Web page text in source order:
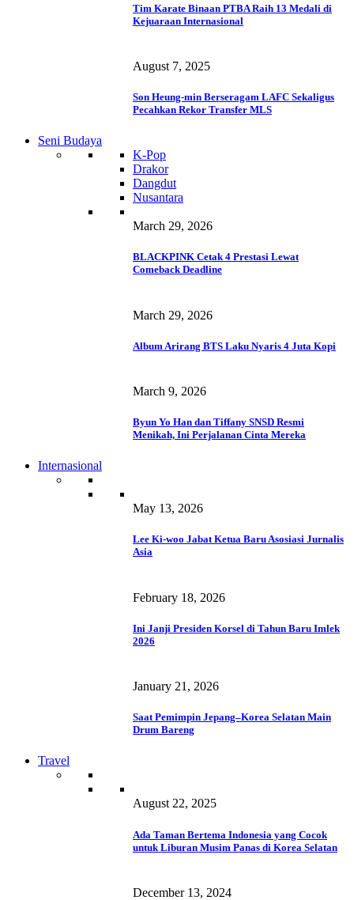
Tim Karate Binaan PTBA Raih 13 Medali di
Kejuaraan Internasional
August 7, 2025
Son Heung-min Berseragam LAFC Sekaligus
Pecahkan Rekor Transfer MLS
Seni Budaya
K-Pop
Drakor
Dangdut
Nusantara
March 29, 2026
BLACKPINK Cetak 4 Prestasi Lewat
Comeback Deadline
March 29, 2026
Album Arirang BTS Laku Nyaris 4 Juta Kopi
March 9, 2026
Byun Yo Han dan Tiffany SNSD Resmi
Menikah, Ini Perjalanan Cinta Mereka
Internasional
May 13, 2026
Lee Ki-woo Jabat Ketua Baru Asosiasi Jurnalis
Asia
February 18, 2026
Ini Janji Presiden Korsel di Tahun Baru Imlek
2026
January 21, 2026
Saat Pemimpin Jepang–Korea Selatan Main
Drum Bareng
Travel
August 22, 2025
Ada Taman Bertema Indonesia yang Cocok
untuk Liburan Musim Panas di Korea Selatan
December 13, 2024